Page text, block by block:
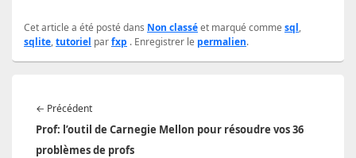
Cet article a été posté dans Non classéet marqué comme sql,
sqlite,tutoriel parfxp . Enregistrer le permalien.
de
l’article
← PrécédentArticle
précédent :
Prof: l’outil de Carnegie Mellon pour résoudre vos 36
problèmes de profs